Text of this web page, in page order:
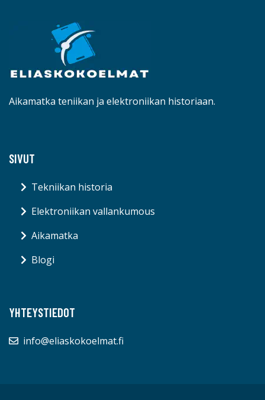
Aikamatka teniikan ja elektroniikan historiaan.
SIVUT
Tekniikan historia
Elektroniikan vallankumous
Aikamatka
Blogi
YHTEYSTIEDOT
info@eliaskokoelmat.fi